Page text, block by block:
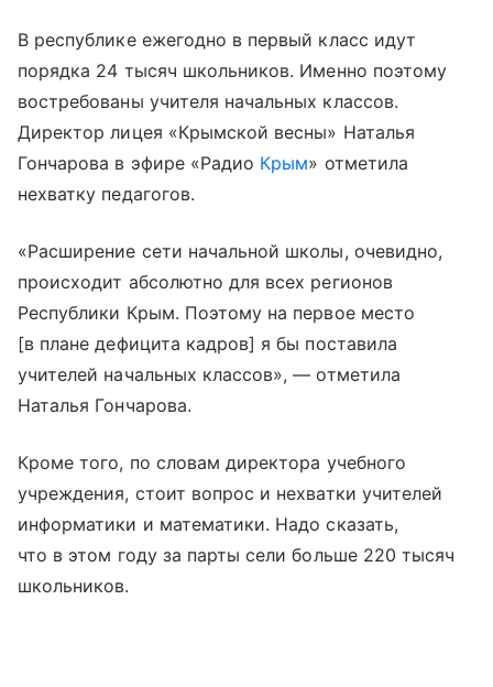
В республике ежегодно в первый класс идут
порядка 24 тысяч школьников. Именно поэтому
востребованы учителя начальных классов.
Директор лицея «Крымской весны» Наталья
Гончарова в эфире «Радио Крым» отметила
нехватку педагогов.
«Расширение сети начальной школы, очевидно,
происходит абсолютно для всех регионов
Республики Крым. Поэтому на первое место
[в плане дефицита кадров] я бы поставила
учителей начальных классов», — отметила
Наталья Гончарова.
Кроме того, по словам директора учебного
учреждения, стоит вопрос и нехватки учителей
информатики и математики. Надо сказать,
что в этом году за парты сели больше 220 тысяч
школьников.